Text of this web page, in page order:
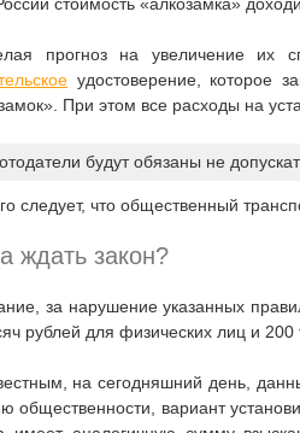
прогноз на увеличение их
удостоверение, которое
При этом все расходы на
будут обязаны не
следует, что общественный
ждать закон?
за нарушение указанных
рублей для физических лиц и
на сегодняшний день,
общественности, вариант